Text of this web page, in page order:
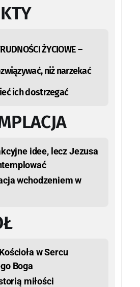
ŻYCIOWE –
niż narzekać
ich dostrzegać
idee, lecz Jezusa
wchodzeniem w
w Sercu
Boga
miłości